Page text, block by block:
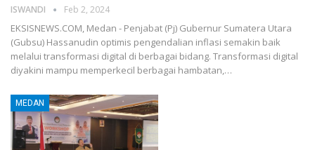
ISWANDI Feb 2, 2024
EKSISNEWS.COM, Medan - Penjabat (Pj) Gubernur Sumatera Utara
(Gubsu) Hassanudin optimis pengendalian inflasi semakin baik
melalui transformasi digital di berbagai bidang. Transformasi digital
diyakini mampu memperkecil berbagai hambatan,…
MEDAN